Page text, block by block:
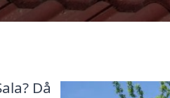
Då